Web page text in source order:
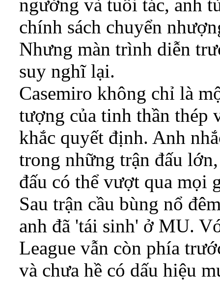
ngưởng và tuổi tác, anh
chính sách chuyển
Nhưng màn trình diễn
suy nghĩ lại.
Casemiro không chỉ là
tượng của tinh thần thép
khắc quyết định. Anh
trong những trận đấu
đấu có thể vượt qua mọi
Sau trận cầu bùng nổ
anh đã 'tái sinh' ở MU.
League vẫn còn phía
và chưa hề có dấu hiệu